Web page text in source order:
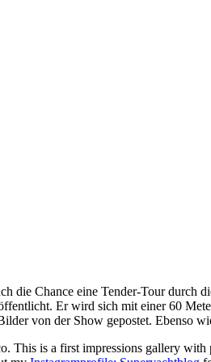
die Chance eine Tender-Tour durch
Er wird sich mit einer 60
von der Show gepostet. Ebenso
This is a first impressions gallery